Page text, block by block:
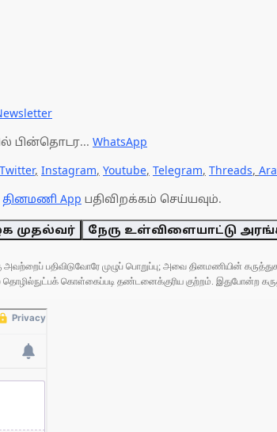
பின்தொடர... WhatsApp
Twitter, Instagram, Youtube, Telegram, Threads,
தினமணி App பதிவிறக்கம் செய்யவும்.
முதல்வர் நேரு உள்விளையாட்டு
அவற்றைப் பதிவிடுவோரே முழுப் பொறுப்பு; அவை தினமணியின்
கொள்கைப்படி தண்டனைக்குரிய குற்றம். இதுபோன்ற